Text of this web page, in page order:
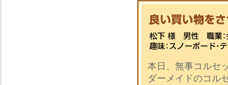
本日、無事コルセ
ダーメイドのコル